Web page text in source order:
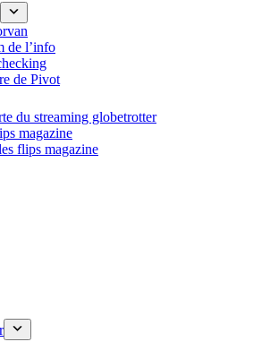
de l’info
de Pivot
du streaming globetrotter
magazine
flips magazine